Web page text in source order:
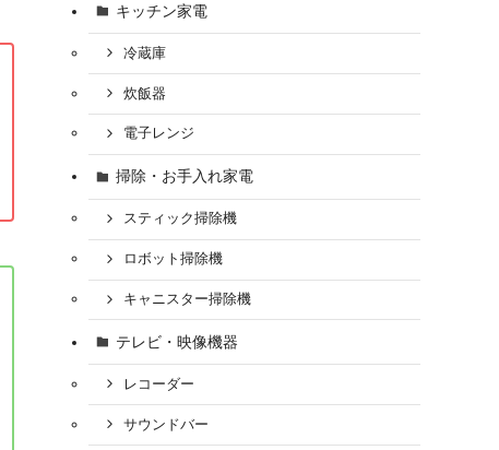
キッチン家電
冷蔵庫
炊飯器
電子レンジ
掃除・お手入れ家電
スティック掃除機
ロボット掃除機
キャニスター掃除機
テレビ・映像機器
レコーダー
サウンドバー